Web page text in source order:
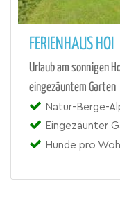
FERIENHAUS HOI
Urlaub am sonnigen
eingezäuntem Garten
Natur-Berge-
Eingezäunter
Hunde pro